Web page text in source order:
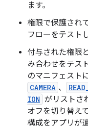
ます。
権限で保護され
フローをテストし
付与された権限
み合わせをテス
のマニフェスト
CAMERA 、
ION がリストさ
オフを切り替え
構成をアプリが